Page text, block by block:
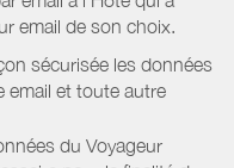
email de son choix.
sécurisée les données
email et toute autre
du Voyageur